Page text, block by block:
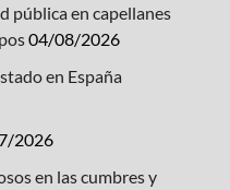
pública en capellanes
04/08/2026
en España
2026
en las cumbres y